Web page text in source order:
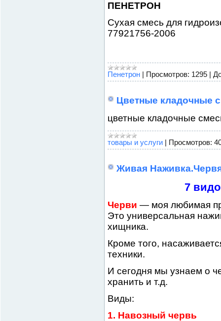
ПЕНЕТРОН
Сухая смесь для
77921756-2006
Пенетрон Просмотров: 1295
Цветные кладочные
цветные кладочные
товары и услуги Просмотров:
Живая
7
Черви — моя любимая
Это универсальная
хищника.
Кроме того,
техники.
И сегодня мы узнаем о
хранить и т.д.
Виды:
1. Навозный червь